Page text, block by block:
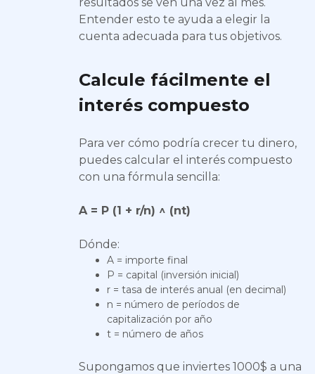
Entender esto te ayuda a elegir la
cuenta adecuada para tus objetivos.
Calcule fácilmente el
interés compuesto
Para ver cómo podría crecer tu dinero,
puedes calcular el interés compuesto
con una fórmula sencilla:
A = P (1 + r/n) ^ (nt)
Dónde:
A = importe final
P = capital (inversión inicial)
r = tasa de interés anual (en decimal)
n = número de períodos de
capitalización por año
t = número de años
Supongamos que inviertes 1000$ a una